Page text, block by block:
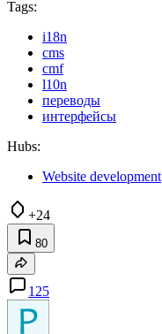
Tags:
i18n
cms
cmf
l10n
переводы
интерфейсы
Hubs:
Website development
+24
80
125